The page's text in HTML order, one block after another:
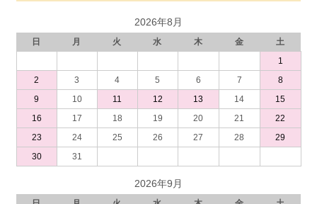
2026年8月
日 月 火 水 木 金
土
1
2
3 4 5 6 7
8
9
10 11 12 13 14
15
16
17 18 19 20 21
22
23
24 25 26 27 28
29
30
31
2026年9月